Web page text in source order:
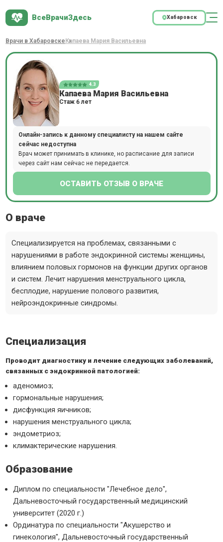
ВсеВрачиЗдесь Хабаровск
Врачи в Хабаровске Капаева Мария Васильевна
4.3
Капаева Мария Васильевна
Стаж 6 лет
Онлайн-запись к данному специалисту на нашем сайте
сейчас недоступна
Врач может принимать в клинике, но расписание для записи
через сайт нам сейчас не передается.
ОСТАВИТЬ ОТЗЫВ О ВРАЧЕ
О враче
Специализируется на проблемах, связанными с
нарушениями в работе эндокринной системы женщины,
влиянием половых гормонов на функции других органов
и систем. Лечит нарушения менструального цикла,
бесплодие, нарушение полового развития,
нейроэндокринные синдромы.
Специализация
Проводит диагностику и лечение следующих заболеваний,
связанных с эндокринной патологией:
аденомиоз;
гормональные нарушения;
дисфункция яичников;
нарушения менструального цикла;
эндометриоз;
климактерические нарушения.
Образование
Диплом по специальности "Лечебное дело",
Дальневосточный государственный медицинский
университет (2020 г.)
Ординатура по специальности "Акушерство и
гинекология", Дальневосточный государственный